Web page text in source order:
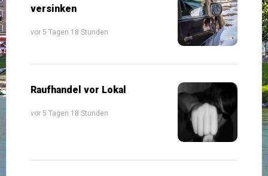
versinken
vor 5 Tagen 18 Stunden
Raufhandel vor Lokal
vor 5 Tagen 18 Stunden